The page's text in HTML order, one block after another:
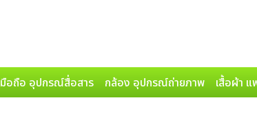
มือถือ อุปกรณ์สื่อสาร กล้อง อุปกรณ์ถ่ายภาพ เสื้อผ้า